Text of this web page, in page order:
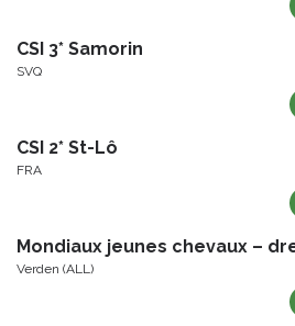
CSI 3* Samorin
SVQ
CSI 2* St-Lô
FRA
Mondiaux jeunes chevaux –
Verden (ALL)